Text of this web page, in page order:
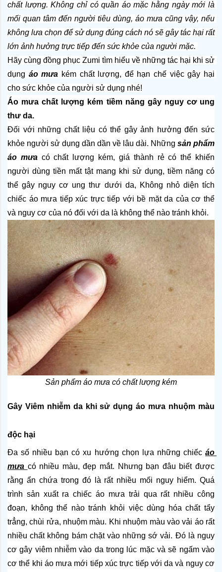
chất lượng. Không chỉ có quần áo mặc hằng ngày mới là
mối quan tâm đến người tiêu dùng, áo mưa cũng vậy, nếu
không lưa chọn để sử dụng đúng cách nó sẽ gây tác hại rất
lớn ảnh hưởng trực tiếp đến sức khỏe của người mặc.
Hãy cùng đồng phục Zumi tìm hiểu về những tác hại khi sử
dụng áo mưa kém chất lượng, để hạn chế việc gây hại
cho sức khỏe của người sử dụng nhé!
Áo mưa chất lượng kém tiềm năng gây nguy cơ ung
thư da.
Đối với những chất liệu có thể gây ảnh hưởng đến sức
khỏe người sử dụng dần dần về lâu dài. Những sản phẩm
áo mưa có chất lượng kém, giá thành rẻ có thể khiến
người dùng tiền mất tật mang khi sử dụng, tiềm năng có
thể gây nguy cơ ung thư dưới da, Không nhỏ diện tích
chiếc áo mưa tiếp xúc trực tiếp với bề mặt da của cơ thể
và nguy cơ của nó đối với da là không thể nào tránh khỏi.
Sản phẩm áo mưa có chất lượng kém
Gây Viêm nhiễm da khi sử dụng áo mưa nhuộm màu
độc hại
Đa số nhiều bạn có xu hướng chọn lựa những chiếc áo
mưa có nhiều màu, đẹp mắt. Nhưng bạn đâu biết được
rằng ẩn chứa trong đó là rất nhiều mối nguy hiểm. Quá
trình sản xuất ra chiếc áo mưa trải qua rất nhiều công
đoạn, không thể nào tránh khỏi việc dùng hóa chất tẩy
trẳng, chùi rửa, nhuộm màu. Khi nhuộm màu vào vải áo rất
nhiều chất không bám chặt vào những sớ vải. Đó là nguy
cơ gây viêm nhiễm vào da trong lúc mặc và sẽ ngấm vào
cơ thể khi áo mưa mới tiếp xúc trực tiếp với da và nguy cơ